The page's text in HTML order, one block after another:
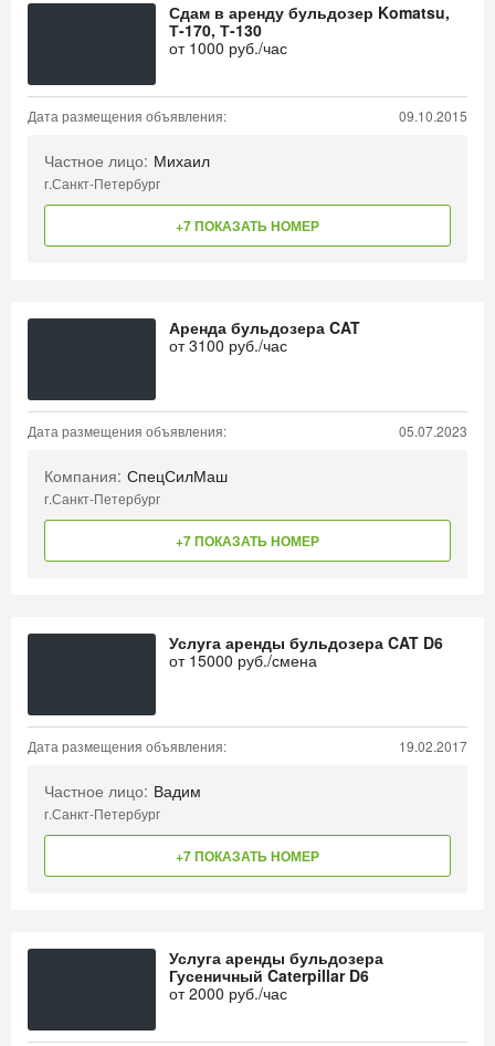
Сдам в аренду бульдозер Komatsu,
Т-170, Т-130
от 1000 руб./час
Дата размещения объявления: 09.10.2015
Частное лицо: Михаил
г.Санкт-Петербург
+7 ПОКАЗАТЬ НОМЕР
Аренда бульдозера CAT
от3100 руб./час
Дата размещения объявления: 05.07.2023
Компания: СпецСилМаш
г.Санкт-Петербург
+7 ПОКАЗАТЬ НОМЕР
Услуга аренды бульдозера CAT D6
от 15000 руб./смена
Дата размещения объявления: 19.02.2017
Частное лицо: Вадим
г.Санкт-Петербург
+7 ПОКАЗАТЬ НОМЕР
Услуга аренды бульдозера
Гусеничный Caterpillar D6
от2000 руб./час